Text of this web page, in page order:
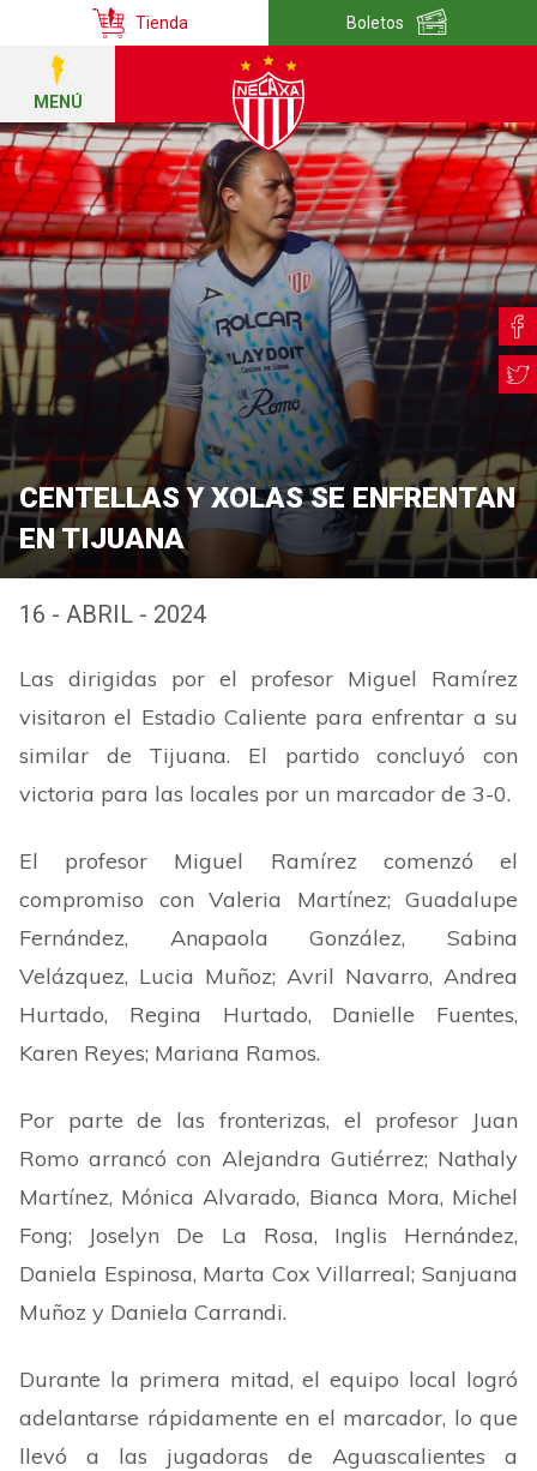
Tienda Boletos
MENÚ
CENTELLAS Y XOLAS SE ENFRENTAN
EN TIJUANA
16 - ABRIL - 2024
Las dirigidas por el profesor Miguel Ramírez
visitaron el Estadio Caliente para enfrentar a su
similar de Tijuana. El partido concluyó con
victoria para las locales por un marcador de 3-0.
El profesor Miguel Ramírez comenzó el
compromiso con Valeria Martínez; Guadalupe
Fernández, Anapaola González, Sabina
Velázquez, Lucia Muñoz; Avril Navarro, Andrea
Hurtado, Regina Hurtado, Danielle Fuentes,
Karen Reyes; Mariana Ramos.
Por parte de las fronterizas, el profesor Juan
Romo arrancó con Alejandra Gutiérrez; Nathaly
Martínez, Mónica Alvarado, Bianca Mora, Michel
Fong; Joselyn De La Rosa, Inglis Hernández,
Daniela Espinosa, Marta Cox Villarreal; Sanjuana
Muñoz y Daniela Carrandi.
Durante la primera mitad, el equipo local logró
adelantarse rápidamente en el marcador, lo que
llevó a las jugadoras de Aguascalientes a